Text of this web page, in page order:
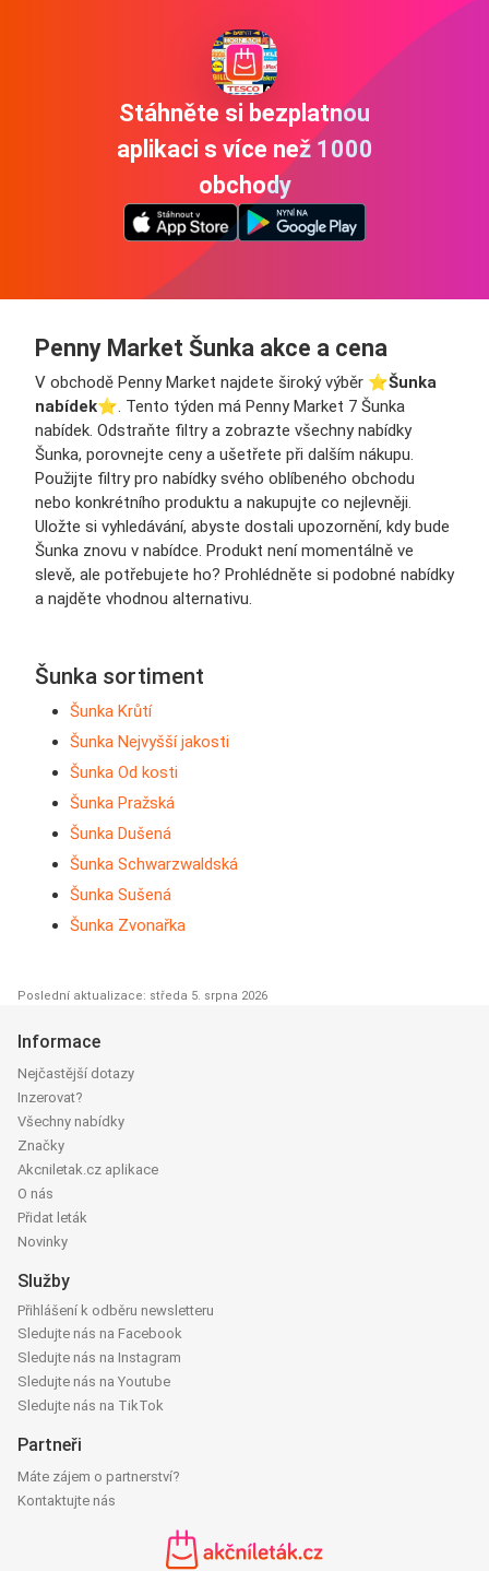
Stáhněte si bezplatnou
aplikaci s více než 1000
obchody
Penny Market Šunka akce a cena
V obchodě Penny Market najdete široký výběr ⭐️Šunka
nabídek⭐️. Tento týden má Penny Market 7 Šunka
nabídek. Odstraňte filtry a zobrazte všechny nabídky
Šunka, porovnejte ceny a ušetřete při dalším nákupu.
Použijte filtry pro nabídky svého oblíbeného obchodu
nebo konkrétního produktu a nakupujte co nejlevněji.
Uložte si vyhledávání, abyste dostali upozornění, kdy bude
Šunka znovu v nabídce. Produkt není momentálně ve
slevě, ale potřebujete ho? Prohlédněte si podobné nabídky
a najděte vhodnou alternativu.
Šunka sortiment
Šunka Krůtí
Šunka Nejvyšší jakosti
Šunka Od kosti
Šunka Pražská
Šunka Dušená
Šunka Schwarzwaldská
Šunka Sušená
Šunka Zvonařka
Poslední aktualizace: středa 5. srpna 2026
Informace
Nejčastější dotazy
Inzerovat?
Všechny nabídky
Značky
Akcniletak.cz aplikace
O nás
Přidat leták
Novinky
Služby
Přihlášení k odběru newsletteru
Sledujte nás na Facebook
Sledujte nás na Instagram
Sledujte nás na Youtube
Sledujte nás na TikTok
Partneři
Máte zájem o partnerství?
Kontaktujte nás